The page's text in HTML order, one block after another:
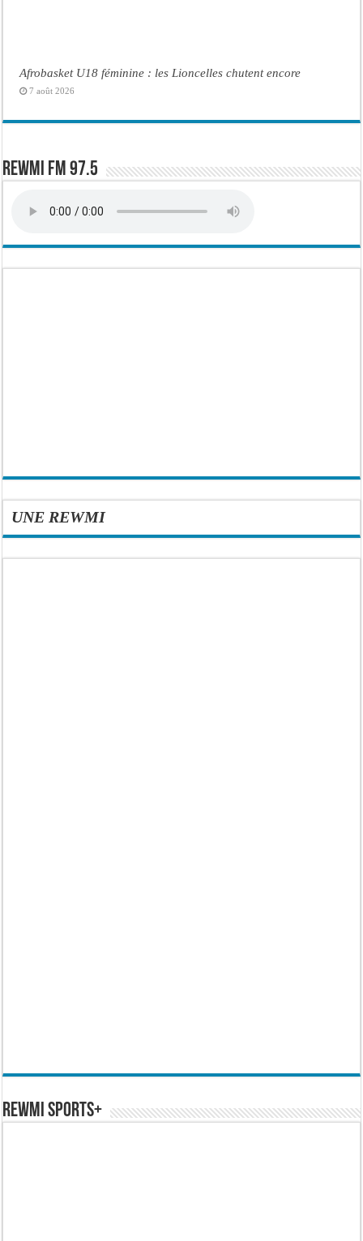
Afrobasket U18 féminine : les Lioncelles chutent encore
7 août 2026
Rewmi FM 97.5
UNE REWMI
REWMI SPORTS+